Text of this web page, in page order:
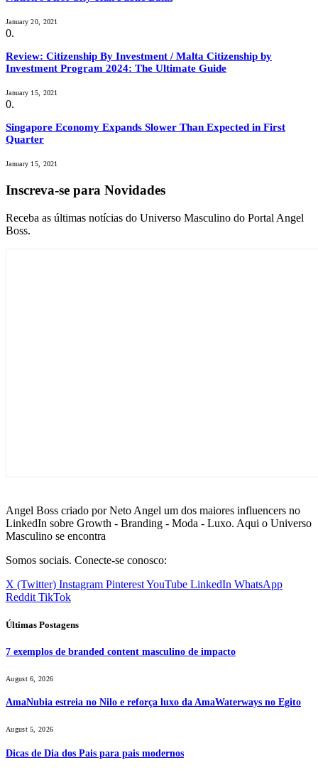
January 20, 2021
Review: Citizenship By Investment / Malta Citizenship by
Investment Program 2024: The Ultimate Guide
January 15, 2021
Singapore Economy Expands Slower Than Expected in First
Quarter
January 15, 2021
Inscreva-se para Novidades
Receba as últimas notícias do Universo Masculino do Portal Angel
Boss.
Angel Boss criado por Neto Angel um dos maiores influencers no
LinkedIn sobre Growth - Branding - Moda - Luxo. Aqui o Universo
Masculino se encontra
Somos sociais. Conecte-se conosco:
X (Twitter) Instagram PinterestYouTube LinkedIn WhatsApp
Reddit TikTok
Últimas Postagens
7 exemplos de branded content masculino de impacto
August 6, 2026
AmaNubia estreia no Nilo e reforça luxo da AmaWaterways no Egito
August 5, 2026
Dicas de Dia dos Pais para pais modernos